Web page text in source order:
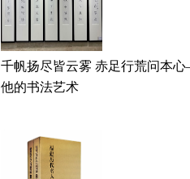
千帆扬尽皆云雾 赤足行荒问本
他的书法艺术